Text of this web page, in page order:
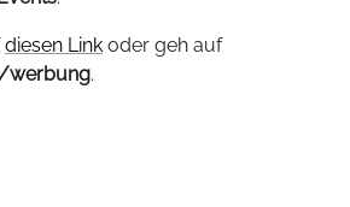
diesen Link oder geh auf
werbung.